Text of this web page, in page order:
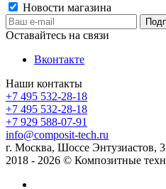
Новости магазина
Оставайтесь на связи
Вконтакте
Наши контакты
+7 495 532-28-18
+7 495 532-28-18
+7 929 588-07-91
info@composit-tech.ru
г. Москва, Шоссе Энтузиастов,
2018 - 2026 © Композитные